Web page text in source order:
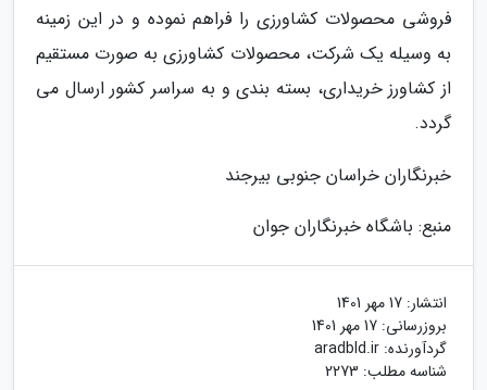
فروشی محصولات کشاورزی را فراهم نموده و در این زمینه
به وسیله یک شرکت، محصولات کشاورزی به صورت مستقیم
از کشاورز خریداری، بسته بندی و به سراسر کشور ارسال می
گردد.
خبرنگاران خراسان جنوبی بیرجند
منبع: باشگاه خبرنگاران جوان
انتشار: 17 مهر 1401
بروزرسانی: 17 مهر 1401
گردآورنده: aradbld.ir
شناسه مطلب: 2273